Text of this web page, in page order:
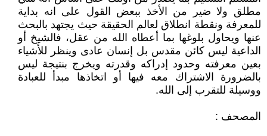
مطلق ولا ضير من الأخذ ببعض القول على انه بداية
للمعرفة ونقطة انطلاق لعالم الحقيقة حيث يجتهد بالبحث
عنها ويحاول بلوغها بما أعطاه الله من عقل، فالشيخ أو
الداعية ليس كائن مقدس بل إنسان عادى وينظر للأشياء
بعين معرفته وحدود إدراكه وقدرته ويخرج بنتيجة ليس
بالضرورة الاشتراك معه فيها أو اتخاذها مبدأ للعبادة
ووسيلة للتقرب إلى الله.
المصحف :